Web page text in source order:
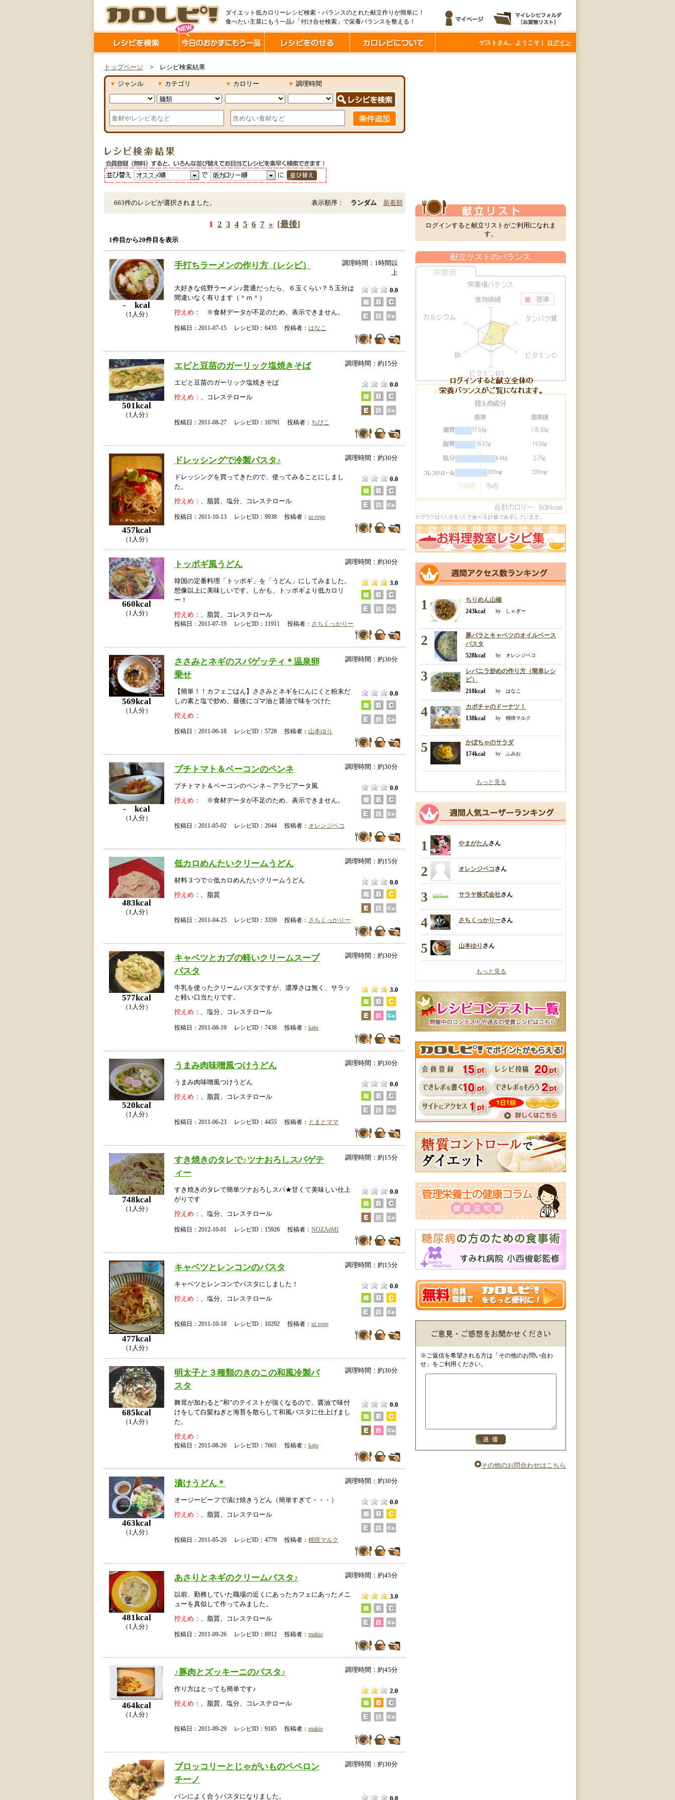
ダイエット低カロリーレシピ検索・バランスのとれた献立作りが簡単に！
食べたい主菜にもう一品♪「付け合せ検索」で栄養バランスを整える！
ゲストさん、ようこそ｜ ログイン
トップページ > レシピ検索結果
▼ ジャンル ▼ カテゴリ ▼ カロリー ▼ 調理時間
663件のレシピが選択されました。 表示順序： ランダム 新着順
1 2 3 4 5 6 7 » [最後]
1件目から20件目を表示
- kcal
（1人分）
手打ちラーメンの作り方（レシピ）
調理時間：1時間以
上
大好きな佐野ラーメン♪普通だったら、６玉くらい？５玉分は
間違いなく有ります（＾ｍ＾）
0.0
控えめ： ※食材データが不足のため、表示できません。
投稿日：2011-07-15 レシピID：6435 投稿者： はなこ
501kcal
（1人分）
エビと豆苗のガーリック塩焼きそば 調理時間：約15分
エビと豆苗のガーリック塩焼きそば
0.0
控えめ： 、コレステロール
投稿日：2011-08-27 レシピID：10791 投稿者： ちびこ
457kcal
（1人分）
ドレッシングで冷製パスタ♪ 調理時間：約30分
ドレッシングを買ってきたので、使ってみることにしまし
た。
0.0
控えめ： 、脂質、塩分、コレステロール
投稿日：2011-10-13 レシピID：9938 投稿者： ui.vege
660kcal
（1人分）
トッポギ風うどん 調理時間：約30分
韓国の定番料理「トッポギ」を「うどん」にしてみました。
想像以上に美味しいです。しかも、トッポギより低カロリ
ー！
3.0
控えめ： 、脂質、コレステロール
投稿日：2011-07-19 レシピID：11911 投稿者： さちくっかりー
569kcal
（1人分）
ささみとネギのスパゲッティ＊温泉卵
乗せ
調理時間：約30分
【簡単！！カフェごはん】ささみとネギをにんにくと粉末だ
しの素と塩で炒め、最後にゴマ油と醤油で味をつけた
0.0
控えめ：
投稿日：2011-06-18 レシピID：5728 投稿者： 山本ゆり
- kcal
（1人分）
プチトマト＆ベーコンのペンネ 調理時間：約30分
プチトマト＆ベーコンのペンネ～アラビアータ風
0.0
控えめ：
※食材データが不足のため、表示できません。
投稿日：2011-05-02 レシピID：2044 投稿者： オレンジペコ
483kcal
（1人分）
低カロめんたいクリームうどん 調理時間：約15分
材料３つで☆低カロめんたいクリームうどん
0.0
控えめ： 、脂質
投稿日：2011-04-25 レシピID：3359 投稿者： さちくっかりー
577kcal
（1人分）
キャベツとカブの軽いクリームスープ
パスタ
調理時間：約30分
牛乳を使ったクリームパスタですが、濃厚さは無く、サラッ
と軽い口当たりです。
3.0
控えめ： 、塩分、コレステロール
投稿日：2011-08-19 レシピID：7438 投稿者： kaju
520kcal
（1人分）
うまみ肉味噌風つけうどん 調理時間：約30分
うまみ肉味噌風つけうどん
0.0
控えめ： 、脂質、コレステロール
投稿日：2011-06-23 レシピID：4455 投稿者： とまとママ
748kcal
（1人分）
すき焼きのタレで♪ツナおろしスパゲテ
ィー
調理時間：約15分
すき焼きのタレで簡単ツナおろしスパ★甘くて美味しい仕上
がりです
0.0
控えめ： 、塩分、コレステロール
投稿日：2012-10-01 レシピID：15926 投稿者： NOZAёMI
477kcal
（1人分）
キャベツとレンコンのパスタ 調理時間：約15分
キャベツとレンコンでパスタにしました！
0.0
控えめ： 、塩分、コレステロール
投稿日：2011-10-18 レシピID：10292 投稿者： ui.vege
685kcal
（1人分）
明太子と３種類のきのこの和風冷製パ
スタ
調理時間：約30分
舞茸が加わると”和”のテイストが強くなるので、醤油で味付
けをして白髪ねぎと海苔を散らして和風パスタに仕上げまし
た。
0.0
控えめ：
投稿日：2011-08-26 レシピID：7661 投稿者： kaju
463kcal
（1人分）
漬けうどん＊ 調理時間：約30分
オージービーフで漬け焼きうどん（簡単すぎて・・・）
0.0
控えめ： 、脂質、コレステロール
投稿日：2011-05-20 レシピID：4779 投稿者： 桃咲マルク
481kcal
（1人分）
あさりとネギのクリームパスタ♪ 調理時間：約45分
以前、勤務していた職場の近くにあったカフェにあったメニ
ューを真似して作ってみました。
3.0
控えめ： 、脂質、コレステロール
投稿日：2011-09-26 レシピID：8912 投稿者： makio
464kcal
（1人分）
♪豚肉とズッキーニのパスタ♪ 調理時間：約45分
作り方はとっても簡単です♪
2.0
控えめ： 、脂質、塩分、コレステロール
投稿日：2011-09-29 レシピID：9185 投稿者： makio
ブロッコリーとじゃがいものペペロン
チーノ
調理時間：約30分
パンによく合うパスタになりました。
ログインすると献立リストがご利用になれま
す。
献立リストのバランス
1
ちりめん山椒
243kcal
by しゃぎー
2
豚バラとキャベツのオイルベース
パスタ
528kcal
by オレンジペコ
3
レバニラ炒めの作り方（簡単レシ
ピ）
218kcal
by はなこ
4
カボチャのドーナツ！
138kcal
by 桃咲マルク
5
かぼちゃのサラダ
174kcal
by ふみお
もっと見る
1 やまがたんさん
2 オレンジペコさん
3 サラヤ株式会社さん
4 さちくっかりーさん
5 山本ゆり さん
もっと見る
※ご返信を希望される方は「その他のお問い合わ
せ」をご利用ください。
その他のお問合わせはこちら